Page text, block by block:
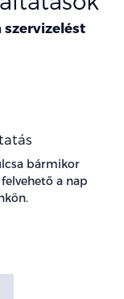
szervizelést
bármikor
a nap